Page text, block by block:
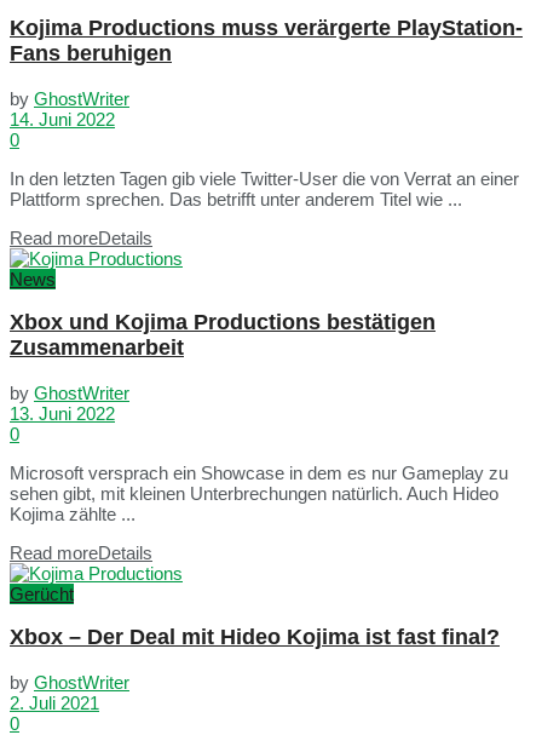
Kojima Productions muss verärgerte PlayStation-
Fans beruhigen
by GhostWriter
14. Juni 2022
0
In den letzten Tagen gib viele Twitter-User die von Verrat an einer
Plattform sprechen. Das betrifft unter anderem Titel wie ...
Read moreDetails
News
Xbox und Kojima Productions bestätigen
Zusammenarbeit
by GhostWriter
13. Juni 2022
0
Microsoft versprach ein Showcase in dem es nur Gameplay zu
sehen gibt, mit kleinen Unterbrechungen natürlich. Auch Hideo
Kojima zählte ...
Read moreDetails
Gerücht
Xbox – Der Deal mit Hideo Kojima ist fast final?
by GhostWriter
2. Juli 2021
0